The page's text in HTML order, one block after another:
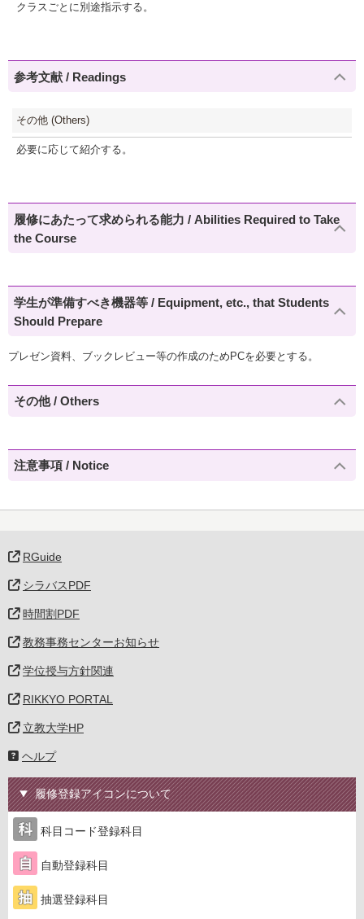
クラスごとに別途指示する。
参考文献 / Readings
その他 (Others)
必要に応じて紹介する。
履修にあたって求められる能力 / Abilities Required to Take
the Course
学生が準備すべき機器等 / Equipment, etc., that Students
Should Prepare
プレゼン資料、ブックレビュー等の作成のためPCを必要とする。
その他 / Others
注意事項 / Notice
RGuide
シラバスPDF
時間割PDF
教務事務センターお知らせ
学位授与方針関連
RIKKYO PORTAL
立教大学HP
ヘルプ
履修登録アイコンについて
科目コード登録科目
自動登録科目
抽選登録科目